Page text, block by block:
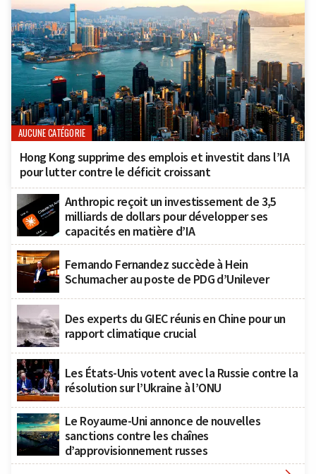
AUCUNE CATÉGORIE
Hong Kong supprime des emplois et investit dans l’IA
pour lutter contre le déficit croissant
Anthropic reçoit un investissement de 3,5
milliards de dollars pour développer ses
capacités en matière d’IA
Fernando Fernandez succède à Hein
Schumacher au poste de PDG d’Unilever
Des experts du GIEC réunis en Chine pour un
rapport climatique crucial
Les États-Unis votent avec la Russie contre la
résolution sur l’Ukraine à l’ONU
Le Royaume-Uni annonce de nouvelles
sanctions contre les chaînes
d’approvisionnement russes